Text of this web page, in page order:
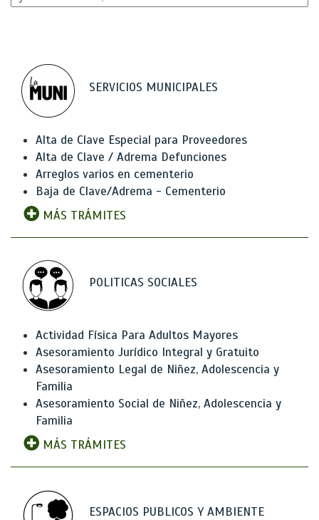
SERVICIOS MUNICIPALES
Alta de Clave Especial para Proveedores
Alta de Clave / Adrema Defunciones
Arreglos varios en cementerio
Baja de Clave/Adrema - Cementerio
MÁS TRÁMITES
POLITICAS SOCIALES
Actividad Física Para Adultos Mayores
Asesoramiento Jurídico Integral y Gratuito
Asesoramiento Legal de Niñez, Adolescencia y
Familia
Asesoramiento Social de Niñez, Adolescencia y
Familia
MÁS TRÁMITES
ESPACIOS PUBLICOS Y AMBIENTE